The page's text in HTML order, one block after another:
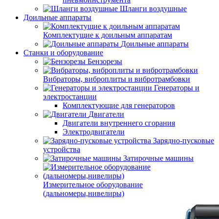
Шланги воздушные
Доильные аппараты
Комплектущие к доильным аппаратам
Доильные аппараты
Станки и оборудование
Бензорезы
Вибраторы, виброплиты и вибротрамбовки
Генераторы и
электростанции
Комплектующие для генераторов
Двигатели
Двигатели внутреннего сгорания
Электродвигатели
Зарядно-пусковые
устройства
Затирочные машины
Измерительное оборудование
(дальномеры,нивелиры)